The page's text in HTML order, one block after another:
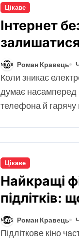
Цікаве
Інтернет
відключень
Роман Кравець
Коли зникає електроенергія, більшість людей
думає насамперед
телефона й
Цікаве
Найкращі
підлітків:
про
і вибір
Роман Кравець
Підліткове кіно часто помилково сприймають